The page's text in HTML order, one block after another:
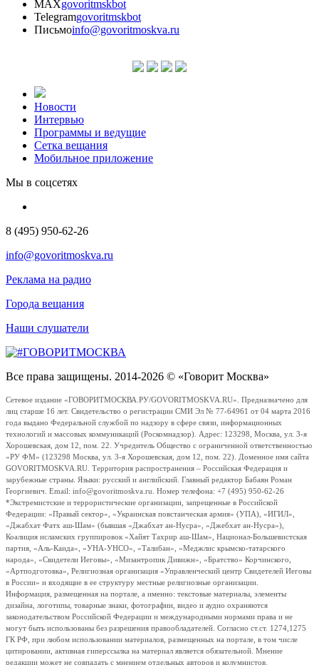
MAXgovoritmskbot
Telegramgovoritmskbot
Письмоinfo@govoritmoskva.ru
Новости
Интервью
Программы и ведущие
Сетка вещания
Мобильное приложение
Мы в соцсетях
8 (495) 950-62-26
info@govoritmoskva.ru
Реклама на радио
Города вещания
Наши слушатели
Все права защищены. 2014-2026 © «Говорит Москва»
Сетевое издание «ГОВОРИТМОСКВА.РУ/GOVORITMOSKVA.RU». Предназначено для
лиц старше 16 лет. Свидетельство о регистрации СМИ Эл № 77-64961 от 04 марта 2016
года выдано Федеральной службой по надзору в сфере связи, информационных
технологий и массовых коммуникаций (Роскомнадзор). Адрес: 123298, Москва, ул. 3-я
Хорошевская, дом 12, пом. 22. Учредитель Общество с ограниченной ответственностью
«РУ ФМ» (123298 Москва, ул. 3-я Хорошевская, дом 12, пом. 22). Доменное имя сайта
GOVORITMOSKVA.RU. Территория распространения – Российская Федерация и
зарубежные страны. Языки: русский и английский. Главный редактор Бабаян Роман
Георгиевич. Email: info@govoritmoskva.ru. Номер телефона: +7 (495) 950-62-26
*Экстремистские и террористические организации, запрещенные в Российской
Федерации: «Правый сектор», «Украинская повстанческая армия» (УПА), «ИГИЛ»,
«Джабхат Фатх аш-Шам» (бывшая «Джабхат ан-Нусра», «Джебхат ан-Нусра»),
Коалиция исламских группировок «Хайят Тахрир аш-Шам», Национал-Большевистская
партия, «Аль-Каида», «УНА-УНСО», «Талибан», «Меджлис крымско-татарского
народа», «Свидетели Иеговы», «Мизантропик Дивижн», «Братство» Корчинского,
«Артподготовка», Религиозная организация «Управленческий центр Свидетелей Иеговы
в России» и входящие в ее структуру местные религиозные организации.
Информация, размещенная на портале, а именно: текстовые материалы, элементы
дизайна, логотипы, товарные знаки, фотографии, видео и аудио охраняются
законодательством Российской Федерации и международными нормами права и не
могут быть использованы без разрешения правообладателей. Согласно ст.ст. 1274,1275
ГК РФ, при любом использовании материалов, размещенных на портале, в том числе
цитировании, активная гиперссылка на материал является обязательной. Мнение
редакции может не совпадать с мнением отдельных авторов и колумнистов.